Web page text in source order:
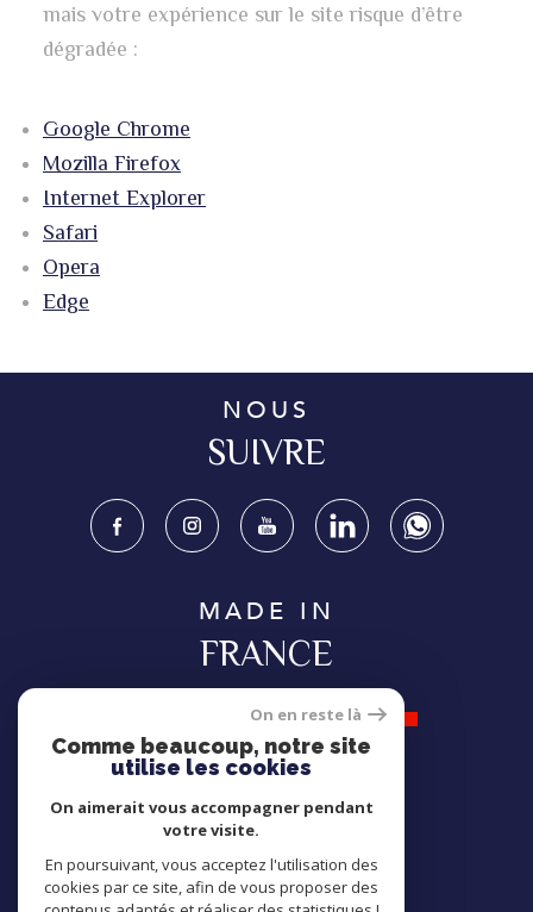
mais votre expérience sur le site risque d’être
dégradée :
Google Chrome
Mozilla Firefox
Internet Explorer
Safari
Opera
Edge
NOUS
SUIVRE
MADE IN
FRANCE
ADHÉRONS
On en reste là
Comme beaucoup, notre site
utilise les cookies
On aimerait vous accompagner pendant
votre visite.
En poursuivant, vous acceptez l'utilisation des
cookies par ce site, afin de vous proposer des